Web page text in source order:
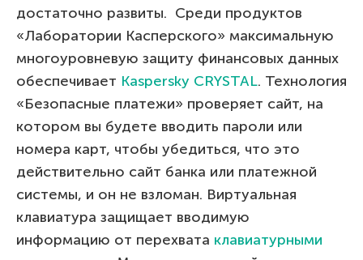
достаточно развиты. Среди продуктов
«Лаборатории Касперского» максимальную
многоуровневую защиту финансовых данных
обеспечивает Kaspersky CRYSTAL. Технология
«Безопасные платежи» проверяет сайт, на
котором вы будете вводить пароли или
номера карт, чтобы убедиться, что это
действительно сайт банка или платежной
системы, и он не взломан. Виртуальная
клавиатура защищает вводимую
информацию от перехвата клавиатурными